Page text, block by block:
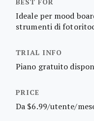
Ideale per mood
strumenti di
Piano gratuito
Da $6.99/utente/